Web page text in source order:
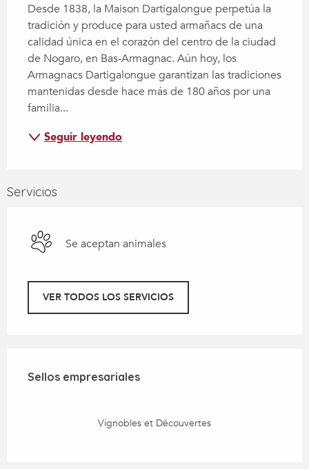
Desde 1838, la Maison Dartigalongue perpetúa la
tradición y produce para usted armañacs de una
calidad única en el corazón del centro de la ciudad
de Nogaro, en Bas-Armagnac. Aún hoy, los
Armagnacs Dartigalongue garantizan las tradiciones
mantenidas desde hace más de 180 años por una
familia...
Seguir leyendo
Servicios
Se aceptan animales
VER TODOS LOS SERVICIOS
Sellos empresariales
Sellos empresariales
Vignobles et Découvertes